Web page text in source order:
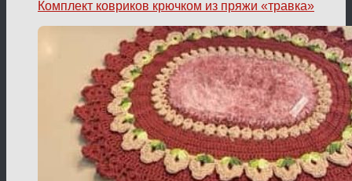
Комплект ковриков крючком из пряжи «травка»